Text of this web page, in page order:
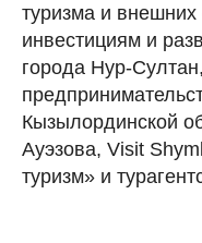
туризма и
инвестициям и
города Нур-
Кызылординской
Ауэзова, Visit
туризм» и